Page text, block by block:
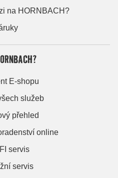
na HORNBACH?
E-shopu
služeb
přehled
online
servis
servis